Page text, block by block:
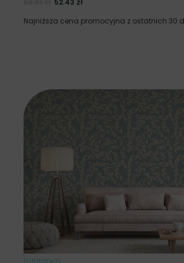
Najniższa cena promocyjna z ostatnich 30
Fototapety